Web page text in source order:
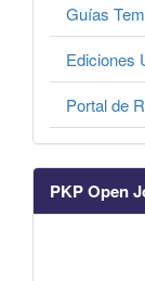
Guías
Ediciones
Portal de
PKP Open